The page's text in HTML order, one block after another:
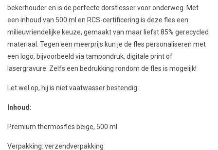
bekerhouder en is de perfecte dorstlesser voor onderweg. Met
een inhoud van 500 ml en RCS-certificering is deze fles een
milieuvriendelijke keuze, gemaakt van maar liefst 85% gerecycled
materiaal. Tegen een meerprijs kun je de fles personaliseren met
een logo, bijvoorbeeld via tampondruk, digitale print of
lasergravure. Zelfs een bedrukking rondom de fles is mogelijk!
Let wel op, hij is niet vaatwasser bestendig.
Inhoud:
Premium thermosfles beige, 500 ml
Verpakking: verzendverpakking